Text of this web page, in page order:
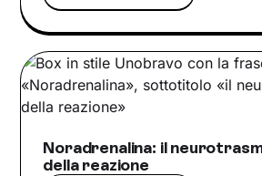
Noradrenalina: il
della reazione